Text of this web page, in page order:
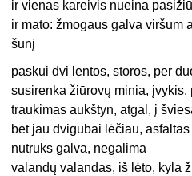
ir vienas kareivis nueina
ir mato: žmogaus galva viršum
šunį
paskui dvi lentos, storos, per
susirenka žiūrovų minia, įvykis,
traukimas aukštyn, atgal, į
bet jau dvigubai lėčiau,
nutruks galva, negalima
valandų valandas, iš lėto, kyla